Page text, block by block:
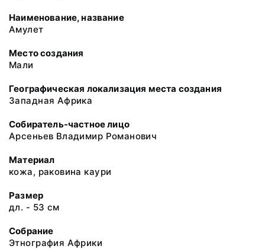
Наименование, название
Амулет
Место создания
Мали
Географическая локализация места создания
Западная Африка
Собиратель-частное лицо
Арсеньев Владимир Романович
Материал
кожа, раковина каури
Размер
дл. - 53 см
Собрание
Этнография Африки